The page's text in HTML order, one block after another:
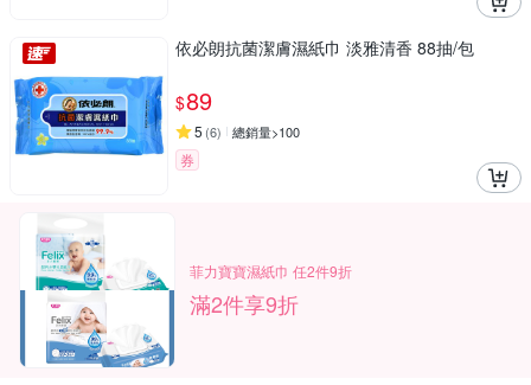
依必朗抗菌潔膚濕紙巾 淡雅清香 88抽/包
$89
5 (6) 總銷量>100
券
菲力寶寶濕紙巾 任2件9折
滿2件享9折